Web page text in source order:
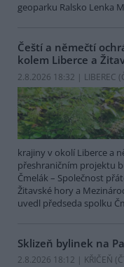
geoparku Ralsko Lenka
Čeští a němečtí
kolem Liberce a
2.8.2026 18:32 | LIBEREC (
krajiny v okolí Liberce a
přeshraničním projektu
Čmelák – Společnost
Žitavské hory a
uvedl předseda spolku
Sklizeň bylinek na
2.8.2026 18:12 | KŘIČEŇ (